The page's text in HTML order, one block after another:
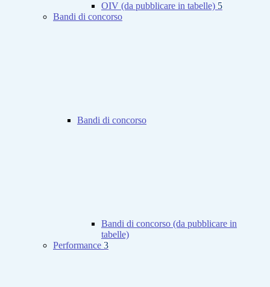
OIV (da pubblicare in tabelle) 5
Bandi di concorso
Bandi di concorso
Bandi di concorso (da pubblicare in
tabelle)
Performance 3